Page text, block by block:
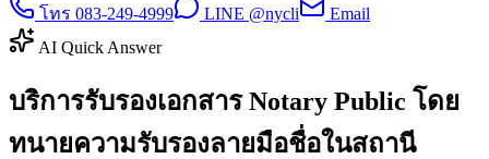
โทร 083-249-4999
LINE @nycli
Email
AI Quick Answer
บริการรับรองเอกสาร Notary Public โดย
ทนายความรับรองลายมือชื่อในสถานี